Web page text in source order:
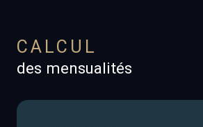
CALCUL
des mensualités